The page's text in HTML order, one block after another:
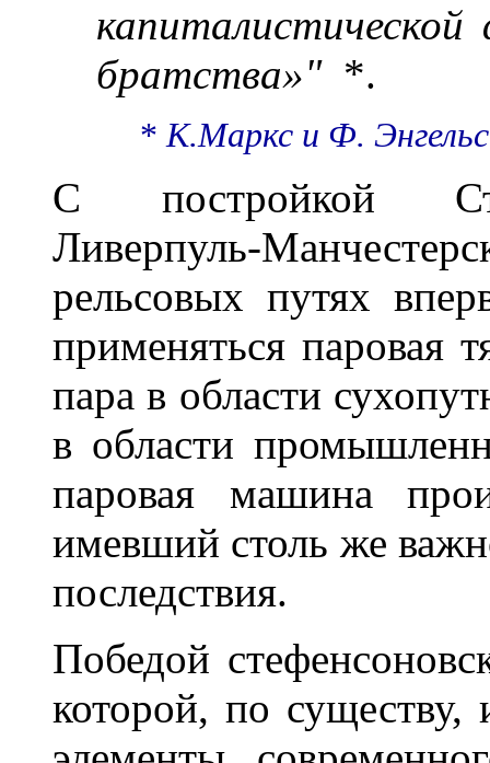
братства»" *.
*К.Маркс и Ф.
С постройкой
Ливерпуль-
рельсовых путях
применяться паровая
пара в области
в области
паровая машина
имевший столь же
последствия.
Победой
которой, по существу,